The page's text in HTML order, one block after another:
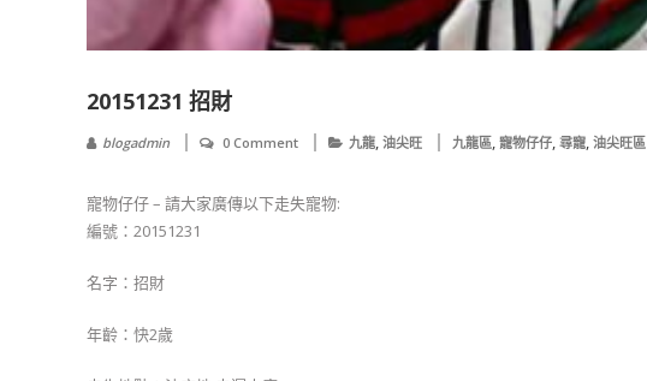
20151231 招財
blogadmin 0 Comment 九龍 油尖旺 九龍區 寵物仔仔 尋寵 油尖旺區
寵物仔仔 – 請大家廣傳以下走失寵物:
編號：20151231
名字：招財
年齡：快2歲